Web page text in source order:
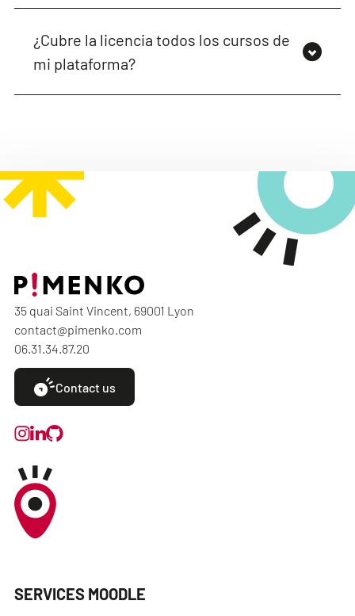
¿Cubre la licencia todos los cursos de
mi plataforma?
35 quai Saint Vincent, 69001 Lyon
contact@pimenko.com
06.31.34.87.20
Contact us
SERVICES MOODLE